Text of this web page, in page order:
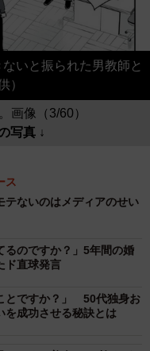
いと振られた男教師と
）
画像（3/60）
写真 ↓
ス
テないのはメディアのせい
るのですか？」5年間の婚
ド直球発言
とですか？」 50代独身お
成功させる秘訣とは